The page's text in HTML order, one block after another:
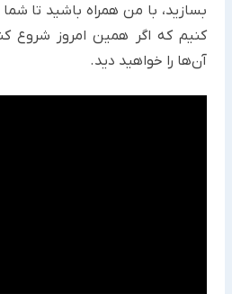
کنیم که اگر همین امروز شروع
آن‌ها را خواهید دید.